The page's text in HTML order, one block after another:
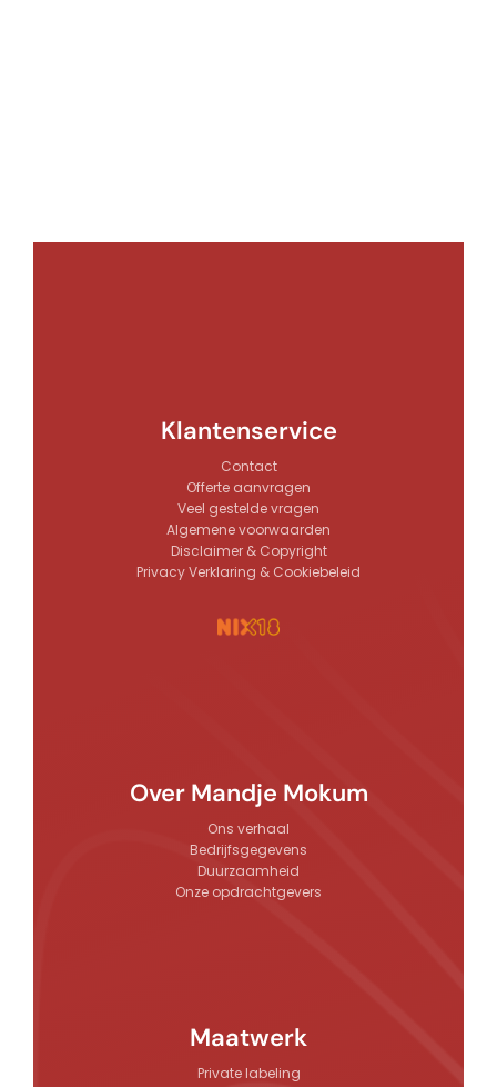
Klantenservice
Contact
Offerte aanvragen
Veel gestelde vragen
Algemene voorwaarden
Disclaimer & Copyright
Privacy Verklaring & Cookiebeleid
Over Mandje Mokum
Ons verhaal
Bedrijfsgegevens
Duurzaamheid
Onze opdrachtgevers
Maatwerk
Private labeling